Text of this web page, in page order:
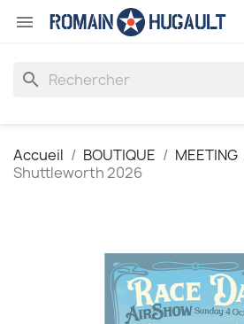

search
Accueil BOUTIQUE MEETING
Shuttleworth 2026